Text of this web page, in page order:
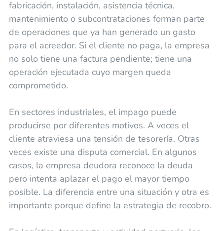
fabricación, instalación, asistencia técnica,
mantenimiento o subcontrataciones forman parte
de operaciones que ya han generado un gasto
para el acreedor. Si el cliente no paga, la empresa
no solo tiene una factura pendiente; tiene una
operación ejecutada cuyo margen queda
comprometido.
En sectores industriales, el impago puede
producirse por diferentes motivos. A veces el
cliente atraviesa una tensión de tesorería. Otras
veces existe una disputa comercial. En algunos
casos, la empresa deudora reconoce la deuda
pero intenta aplazar el pago el mayor tiempo
posible. La diferencia entre una situación y otra es
importante porque define la estrategia de recobro.